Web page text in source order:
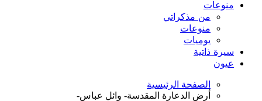
منوعات
من مذكراتي
منوعات
يوميات
سيرة ذاتية
عيون
الصفحة الرئيسية
أرض الدعارة المقدسة- وائل عباس-